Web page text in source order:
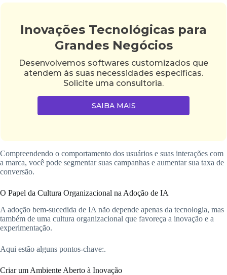
Inovações Tecnológicas para
Grandes Negócios
Desenvolvemos softwares customizados que
atendem às suas necessidades específicas.
Solicite uma consultoria.
SAIBA MAIS
Compreendendo o comportamento dos usuários e suas interações com
a marca, você pode segmentar suas campanhas e aumentar sua taxa de
conversão.
O Papel da Cultura Organizacional na Adoção de IA
A adoção bem-sucedida de IA não depende apenas da tecnologia, mas
também de uma cultura organizacional que favoreça a inovação e a
experimentação.
Aqui estão alguns pontos-chave:.
Criar um Ambiente Aberto à Inovação